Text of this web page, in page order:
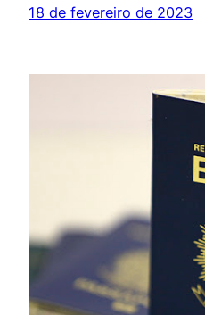
18 de fevereiro de 2023